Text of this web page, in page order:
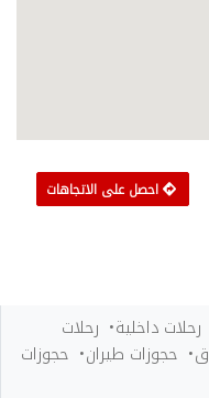
احصل على الاتجاهات
رحلات داخلية
رحلات
حجوزات طيران
حجوزات